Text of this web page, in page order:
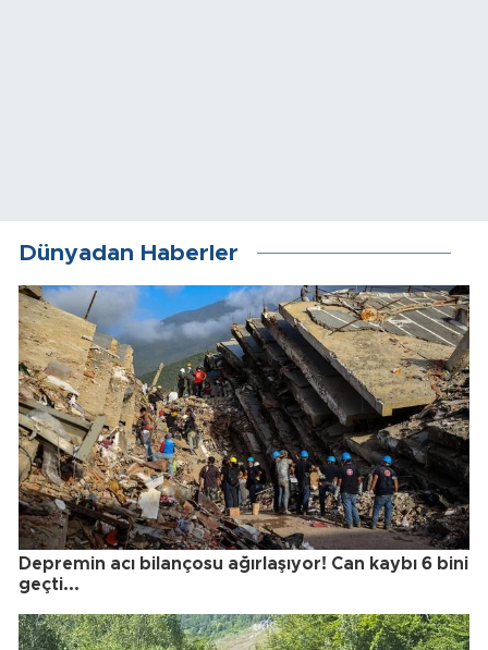
Dünyadan Haberler
Depremin acı bilançosu ağırlaşıyor! Can kaybı 6 bini
geçti...